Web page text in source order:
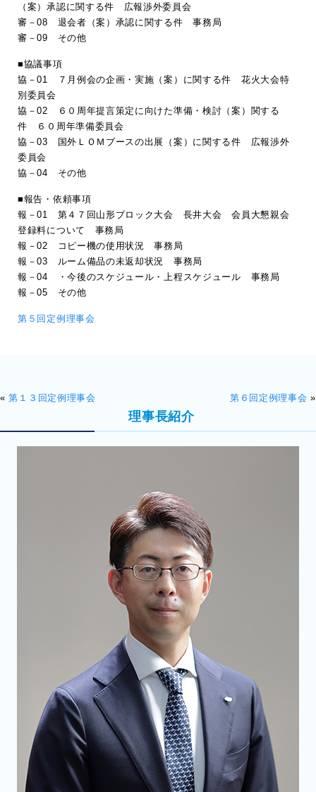
（案）承認に関する件 広報渉外委員会
審－08 退会者（案）承認に関する件 事務局
審－09 その他
■協議事項
協－01 ７月例会の企画・実施（案）に関する件 花火大会特
別委員会
協－02 ６０周年提言策定に向けた準備・検討（案）関する
件 ６０周年準備委員会
協－03 国外ＬＯＭブースの出展（案）に関する件 広報渉外
委員会
協－04 その他
■報告・依頼事項
報－01 第４７回山形ブロック大会 長井大会 会員大懇親会
登録料について 事務局
報－02 コピー機の使用状況 事務局
報－03 ルーム備品の未返却状況 事務局
報－04 ・今後のスケジュール・上程スケジュール 事務局
報－05 その他
第５回定例理事会
«第１３回定例理事会 第６回定例理事会 »
理事長紹介